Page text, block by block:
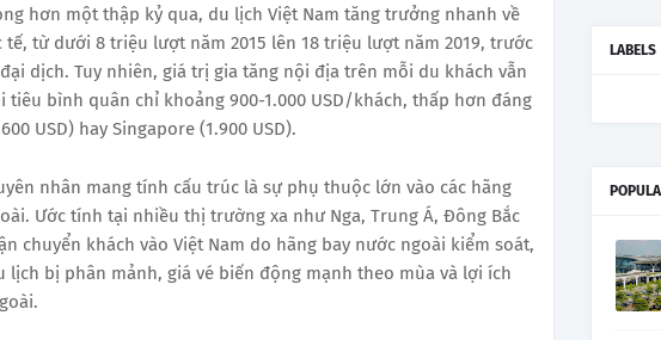
hơn một thập kỷ qua, du lịch Việt Nam tăng trưởng nhanh về
từ dưới 8 triệu lượt năm 2015 lên 18 triệu lượt năm 2019, trước
dịch. Tuy nhiên, giá trị gia tăng nội địa trên mỗi du khách vẫn
tiêu bình quân chỉ khoảng 900-1.000 USD/khách, thấp hơn đáng
USD) hay Singapore (1.900 USD).
nhân mang tính cấu trúc là sự phụ thuộc lớn vào các hãng
Ước tính tại nhiều thị trường xa như Nga, Trung Á, Đông Bắc
chuyển khách vào Việt Nam do hãng bay nước ngoài kiểm soát,
lịch bị phân mảnh, giá vé biến động mạnh theo mùa và lợi ích
LABELS